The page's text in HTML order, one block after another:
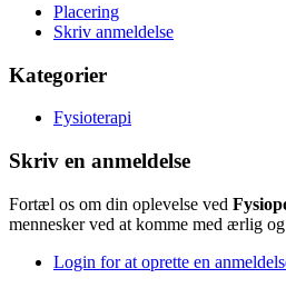
Placering
Skriv anmeldelse
Kategorier
Fysioterapi
Skriv en anmeldelse
Fortæl os om din oplevelse ved
mennesker ved at komme med ærlig
Login for at oprette en